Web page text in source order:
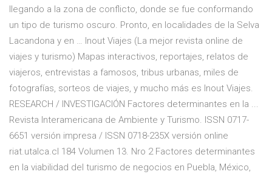
llegando a la zona de conflicto, donde se fue conformando
un tipo de turismo oscuro. Pronto, en localidades de la Selva
Lacandona y en … Inout Viajes (La mejor revista online de
viajes y turismo) Mapas interactivos, reportajes, relatos de
viajeros, entrevistas a famosos, tribus urbanas, miles de
fotografías, sorteos de viajes, y mucho más es Inout Viajes.
RESEARCH / INVESTIGACIÓN Factores determinantes en la ...
Revista Interamericana de Ambiente y Turismo. ISSN 0717-
6651 versión impresa / ISSN 0718-235X versión online
riat.utalca.cl 184 Volumen 13. Nro 2 Factores determinantes
en la viabilidad del turismo de negocios en Puebla, México,